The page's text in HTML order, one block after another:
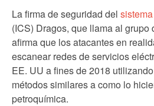
La firma de seguridad del
(ICS) Dragos, que llama al grupo
afirma que los atacantes en
escanear redes de servicios
EE. UU a fines de 2018
métodos similares a como lo
petroquímica.